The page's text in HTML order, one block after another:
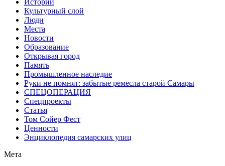
Культурный слой
Люди
Места
Новости
Образование
Открывая город
Память
Промышленное наследие
Руки не помнят: забытые ремесла старой Самары
СПЕЦОПЕРАЦИЯ
Спецпроекты
Статья
Том Сойер Фест
Ценности
Энциклопедия самарских улиц
Мета